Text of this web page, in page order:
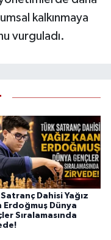
kalkınmaya
vurguladı.
Dahisi Yağız
Erdoğmuş Dünya
Sıralamasında